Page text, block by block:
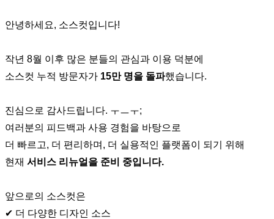
안녕하세요, 소스컷입니다!
작년 8월 이후 많은 분들의 관심과 이용 덕분에
소스컷 누적 방문자가 15만 명을 돌파했습니다.
진심으로 감사드립니다. ㅜㅡㅜ;
여러분의 피드백과 사용 경험을 바탕으로
더 빠르고, 더 편리하며, 더 실용적인 플랫폼이 되기 위해
현재 서비스 리뉴얼을 준비 중입니다.
앞으로의 소스컷은
✔ 더 다양한 디자인 소스